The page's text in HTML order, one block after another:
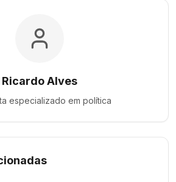
Ricardo Alves
especializado em política